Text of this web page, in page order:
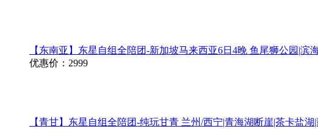
【东南亚】东星自组全陪团-新加坡马来西亚6日4晚 鱼尾狮公园|
优惠价：2999
【青甘】东星自组全陪团-纯玩甘青 兰州/西宁|青海湖断崖|茶卡盐